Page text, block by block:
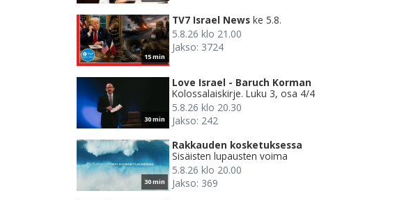
15 min
TV7 Israel News ke 5.8.
5.8.26 klo 21.00
Jakso: 3724
30 min
Love Israel - Baruch Korman
Kolossalaiskirje. Luku 3, osa 4/4
5.8.26 klo 20.30
Jakso: 242
30 min
Rakkauden kosketuksessa
Sisäisten lupausten voima
5.8.26 klo 20.00
Jakso: 369